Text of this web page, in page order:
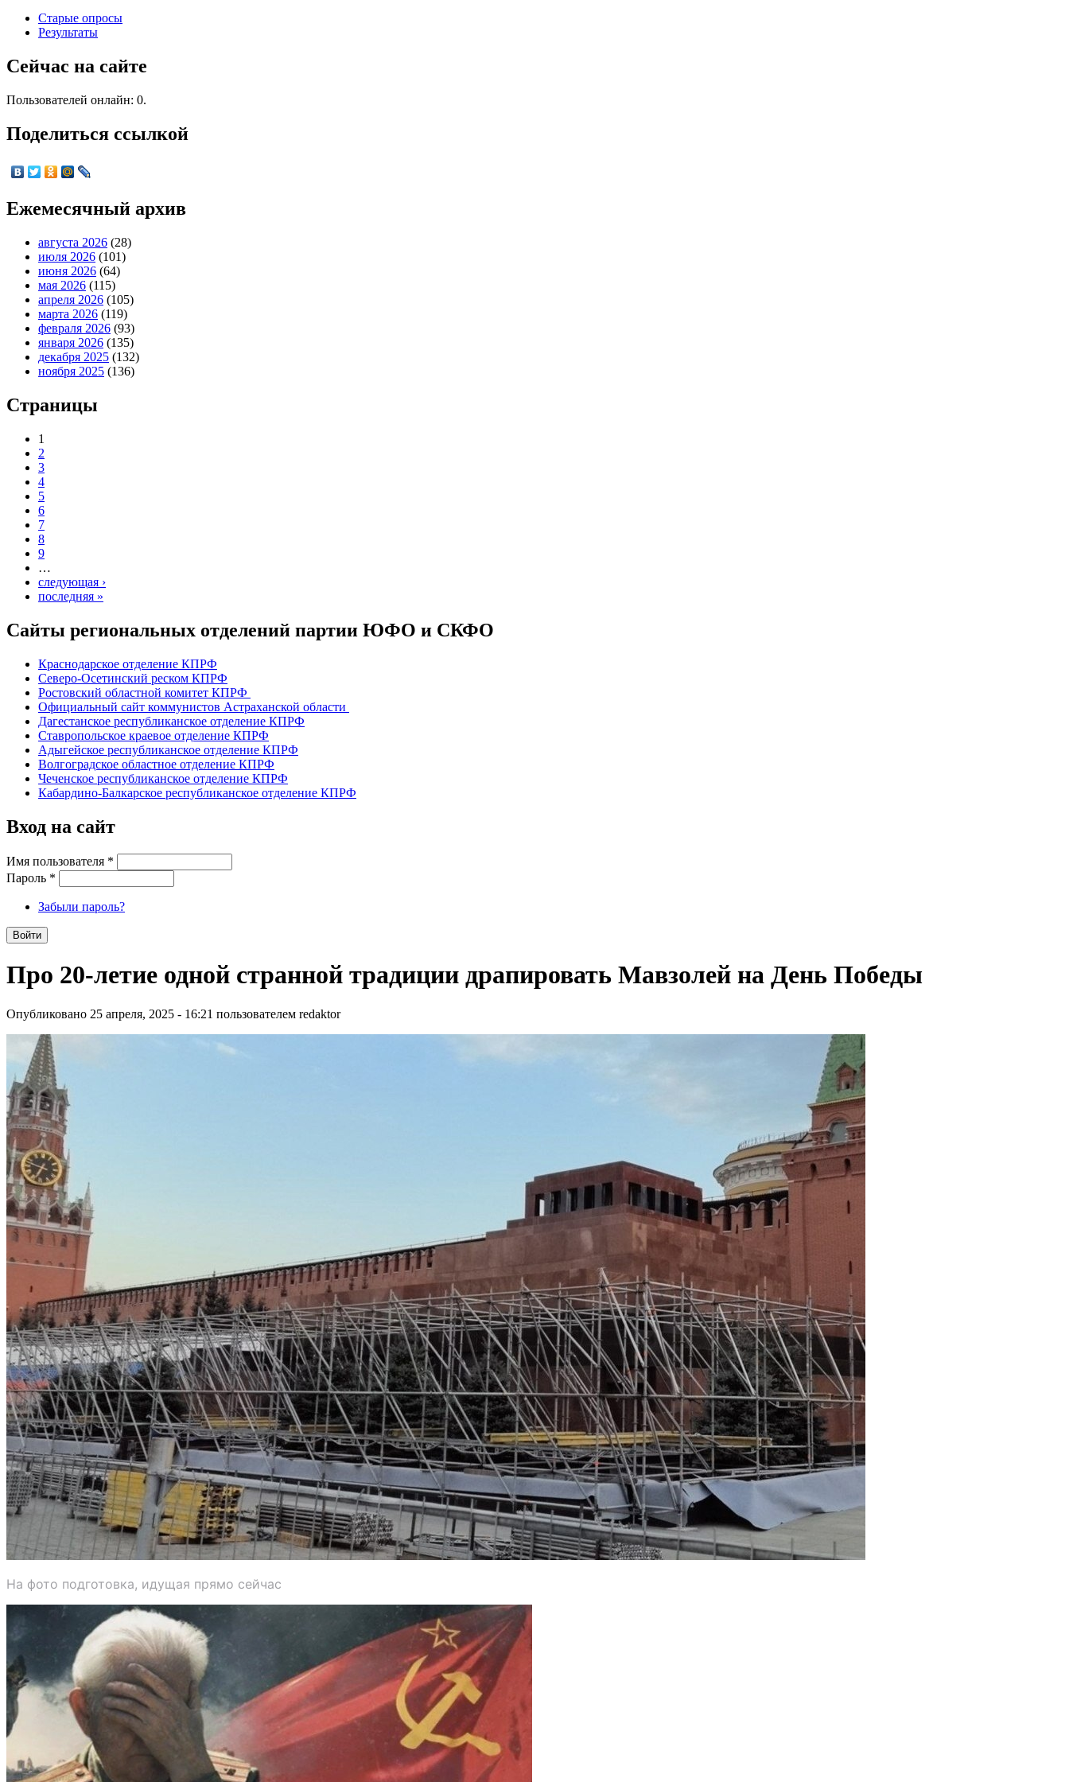
Старые опросы
Результаты
Сейчас на сайте
Пользователей онлайн: 0.
Поделиться ссылкой
Ежемесячный архив
августа 2026 (28)
июля 2026 (101)
июня 2026 (64)
мая 2026 (115)
апреля 2026 (105)
марта 2026 (119)
февраля 2026 (93)
января 2026 (135)
декабря 2025 (132)
ноября 2025 (136)
Страницы
1
2
3
4
5
6
7
8
9
…
следующая ›
последняя »
Сайты региональных отделений партии ЮФО и СКФО
Краснодарское отделение КПРФ
Северо-Осетинский реском КПРФ
Ростовский областной комитет КПРФ
Официальный сайт коммунистов Астраханской области
Дагестанское республиканское отделение КПРФ
Ставропольское краевое отделение КПРФ
Адыгейское республиканское отделение КПРФ
Волгоградское областное отделение КПРФ
Чеченское республиканское отделение КПРФ
Кабардино-Балкарское республиканское отделение КПРФ
Вход на сайт
Имя пользователя *
Пароль *
Забыли пароль?
Про 20-летие одной странной традиции драпировать Мавзолей на День Победы
Опубликовано 25 апреля, 2025 - 16:21 пользователем redaktor
На фото подготовка, идущая прямо сейчас